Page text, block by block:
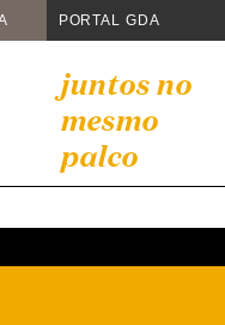
PORTAL GDA
juntos no
mesmo
palco